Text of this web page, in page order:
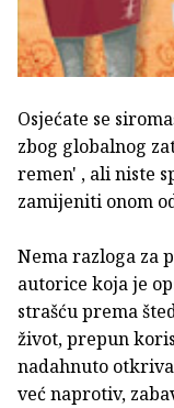
Osjećate se
zbog globalnog
remen' , ali niste
zamijeniti onom
Nema razloga za
autorice koja je
strašću prema
život, prepun
nadahnuto
već naprotiv,